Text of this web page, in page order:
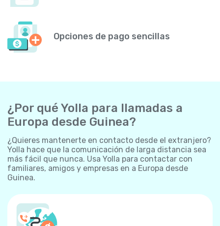
Opciones de pago sencillas
¿Por qué Yolla para llamadas a
Europa desde Guinea?
¿Quieres mantenerte en contacto desde el extranjero?
Yolla hace que la comunicación de larga distancia sea
más fácil que nunca. Usa Yolla para contactar con
familiares, amigos y empresas en a Europa desde
Guinea.